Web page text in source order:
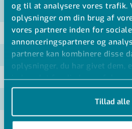
og til at analysere vores trafik.
oplysninger om din brug af
vores partnere inden for
annonceringspartnere og
partnere kan kombinere disse
oplysninger, du har givet dem,
indsamlet fra din brug af deres
Tillad alle
Artikel nummer
SIL-SS-016/020-0,5
SIL-SS-016/020-1,0
SIL-SS-040-0,5